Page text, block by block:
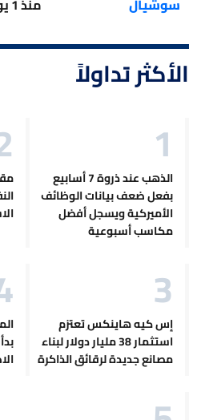
الأكثر تداولاً
الذهب عند ذروة 7 أسابيع
بفعل ضعف بيانات الوظائف
الأميركية ويسجل أفضل
مكاسب أسبوعية
إس كيه هاينكس تعتزم
استثمار 38 مليار دولار لبناء
مصانع جديدة لرقائق الذاكرة